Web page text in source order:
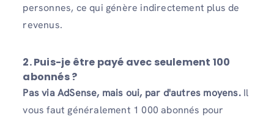
personnes, ce qui génère indirectement plus de
revenus.
2.Puis-je être payé avec seulement 100
abonnés ?
Pas via AdSense, mais oui, par d'autres moyens.Il
vous faut généralement 1 000 abonnés pour